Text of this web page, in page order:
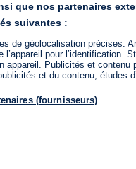
que nos partenaires
suivantes :
de géolocalisation précises.
l’appareil pour l’identification.
appareil. Publicités et contenu
et du contenu, études
(fournisseurs)